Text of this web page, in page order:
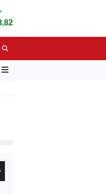
BULUŞTU